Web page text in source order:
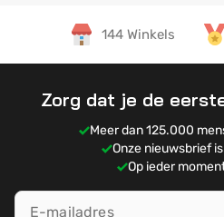
144 Winkels
Zorg dat je de
Meer dan 125.000
Onze nieuwsbrief
Op ieder